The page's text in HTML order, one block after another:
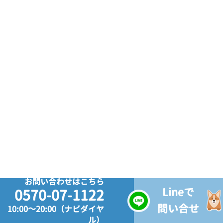
お問い合わせはこちら
0570-07-1122
10:00～20:00（ナビダイヤ
ル）
Lineで
問い合せ